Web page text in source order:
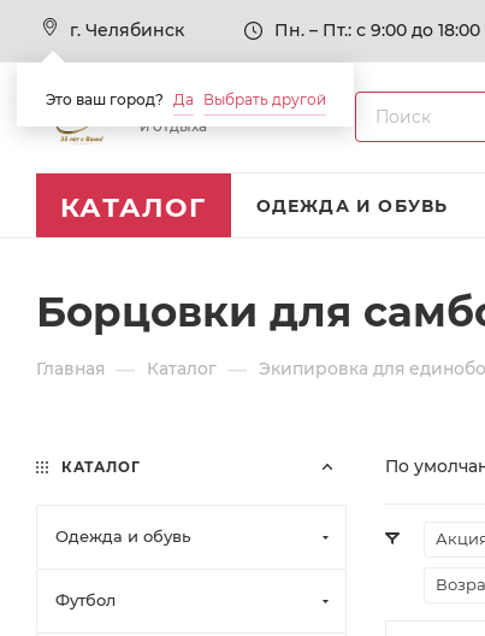
г. Челябинск
Это ваш город? Да Выбрать другой
Пн. – Пт.: с 9:00 до 18:00
Товары для спорта
и отдыха
КАТАЛОГ ОДЕЖДА И ОБУВЬ
Борцовки для
Главная — Каталог — Экипировка для
По
КАТАЛОГ
Одежда и обувь
Футбол